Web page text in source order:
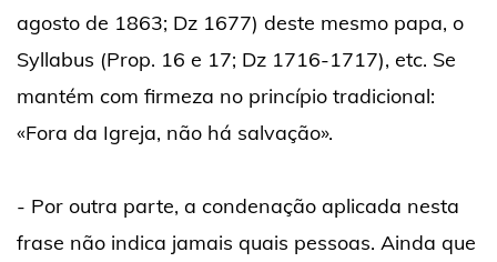
agosto de 1863; Dz 1677) deste mesmo papa, o
Syllabus (Prop. 16 e 17; Dz 1716-1717), etc. Se
mantém com firmeza no princípio tradicional:
«Fora da Igreja, não há salvação».
- Por outra parte, a condenação aplicada nesta
frase não indica jamais quais pessoas. Ainda que